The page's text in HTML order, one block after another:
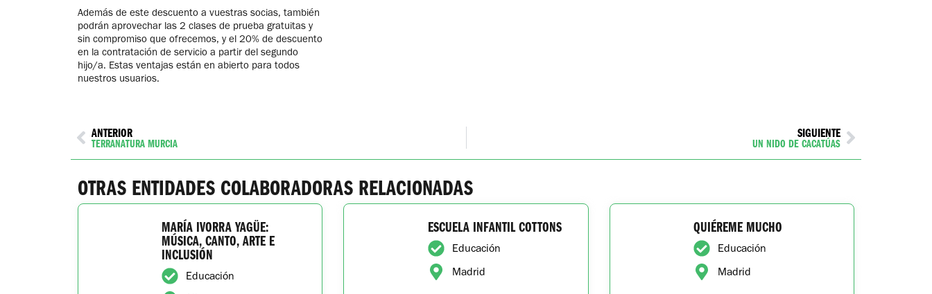
Además de este descuento a vuestras socias, también
podrán aprovechar las 2 clases de prueba gratuitas y
sin compromiso que ofrecemos, y el 20% de descuento
en la contratación de servicio a partir del segundo
hijo/a. Estas ventajas están en abierto para todos
nuestros usuarios.
ANTERIOR
TERRANATURA MURCIA
SIGUIENTE
UN NIDO DE CACATÚAS
OTRAS ENTIDADES COLABORADORAS RELACIONADAS
MARÍA IVORRA YAGÜE:
MÚSICA, CANTO, ARTE E
INCLUSIÓN
Educación
ESCUELA INFANTIL COTTONS
Educación
Madrid
QUIÉREME MUCHO
Educación
Madrid